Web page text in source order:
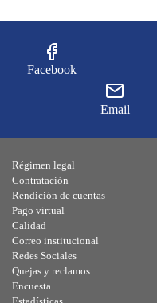
Facebook
Email
Régimen legal
Contratación
Rendición de cuentas
Pago virtual
Calidad
Correo institucional
Redes Sociales
Quejas y reclamos
Encuesta